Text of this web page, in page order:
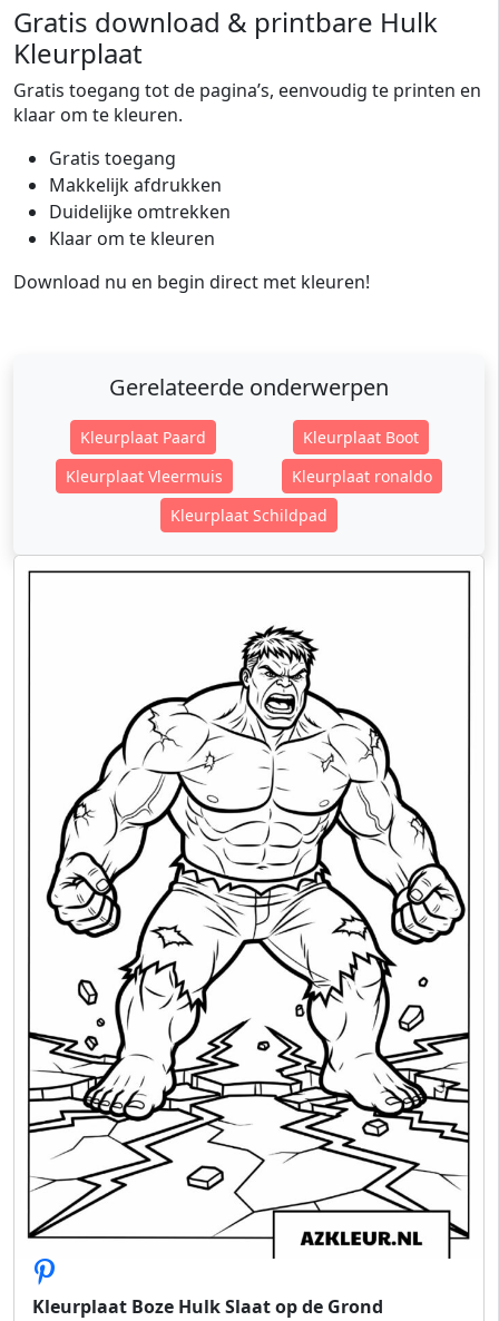
Gratis download & printbare Hulk
Kleurplaat
Gratis toegang tot de pagina’s, eenvoudig te printen en
klaar om te kleuren.
Gratis toegang
Makkelijk afdrukken
Duidelijke omtrekken
Klaar om te kleuren
Download nu en begin direct met kleuren!
Gerelateerde onderwerpen
Kleurplaat Paard
Kleurplaat Boot
Kleurplaat Vleermuis
Kleurplaat ronaldo
Kleurplaat Schildpad
Kleurplaat Boze Hulk Slaat op de Grond